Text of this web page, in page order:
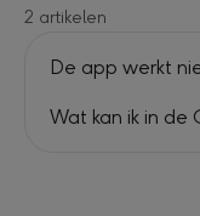
2 artikelen
De app werkt
Wat kan ik in de